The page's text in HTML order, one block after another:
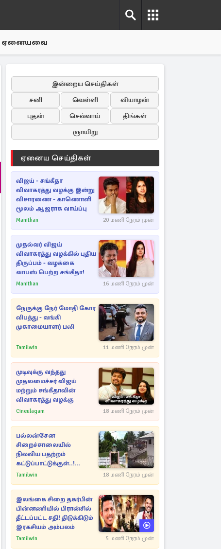
ஏனையவை
இன்றைய செய்திகள்
சனி
வெள்ளி
வியாழன்
புதன்
செவ்வாய்
திங்கள்
ஞாயிறு
ஏனைய செய்திகள்
விஜய் - சங்கீதா
விவாகரத்து வழக்கு இன்று
விசாரணை - காணொளி
மூலம் ஆஜராக வாய்ப்பு
Manithan 20 மணி நேரம் முன்
முதல்வர் விஜய்
விவாகரத்து வழக்கில் புதிய
திருப்பம் - வழக்கை
வாபஸ் பெற்ற சங்கீதா!
Manithan 16 மணி நேரம் முன்
நேருக்கு நேர் மோதி கோர
விபத்து - வங்கி
முகாமையாளர் பலி
Tamilwin 11 மணி நேரம் முன்
முடிவுக்கு வந்தது
முதலமைச்சர் விஜய்
மற்றும் சங்கீதாவின்
விவாகரத்து வழக்கு
Cineulagam 18 மணி நேரம் முன்
பல்லன்சேன
சிறைச்சாலையில்
நிலவிய பதற்றம்
கட்டுப்பாட்டுக்குள்..!
அதிரடியாக களமிறங்கிய
Tamilwin 18 மணி நேரம் முன்
இலங்கை சிறை தகர்பின்
பின்னணியில் பிரான்சில்
தீட்டப்பட்ட சதி! திடுக்கிடும்
இரகசியம் அம்பலம்
Tamilwin 5 மணி நேரம் முன்